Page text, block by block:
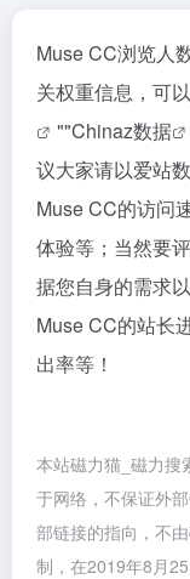
Muse CC浏览人
关权重信息，可
""Chinaz数据
议大家请以爱站
Muse CC的访问
体验等；当然要
据您自身的需求
Muse CC的站长
出率等！
本站磁力猫_磁力搜
于网络，不保证外
部链接的指向，不
制，在2019年8月